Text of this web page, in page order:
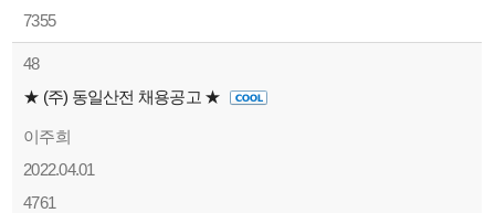
7355
48
★ (주) 동일산전 채용공고 ★
이주희
2022.04.01
4761